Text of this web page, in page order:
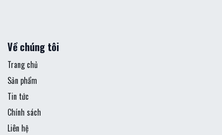
Về chúng tôi
Trang chủ
Sản phẩm
Tin tức
Chính sách
Liên hệ